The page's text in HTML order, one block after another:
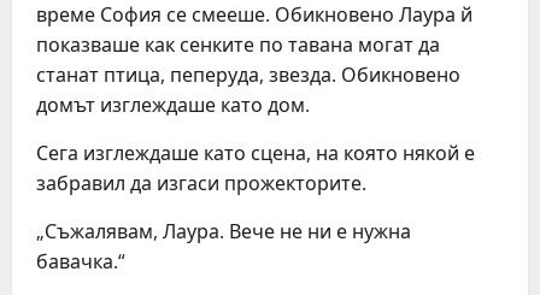
време София се смееше. Обикновено Лаура й
показваше как сенките по тавана могат да
станат птица, пеперуда, звезда. Обикновено
домът изглеждаше като дом.
Сега изглеждаше като сцена, на която някой е
забравил да изгаси прожекторите.
„Съжалявам, Лаура. Вече не ни е нужна
бавачка.“